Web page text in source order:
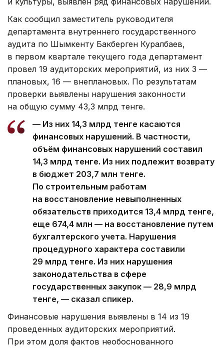
Как сообщил заместитель руководителя
департамента внутреннего государственного
аудита по Шымкенту Бакберген Куралбаев,
в первом квартале текущего года департамент
провел 19 аудиторских мероприятий, из них 3 —
плановых, 16 — внеплановых. По результатам
проверки выявлены нарушения законности
на общую сумму 43,3 млрд тенге.
— Из них 14,3 млрд тенге касаются
финансовых нарушений. В частности,
объём финансовых нарушений составил
14,3 млрд тенге. Из них подлежит возврату
в бюджет 203,7 млн тенге.
По строительным работам
на восстановление невыполненных
обязательств приходится 13,4 млрд тенге,
еще 674,4 млн — на восстановление путем
бухгалтерского учета. Нарушения
процедурного характера составили
29 млрд тенге. Из них нарушения
законодательства в сфере
государственных закупок — 28,9 млрд
тенге, — сказал спикер.
Финансовые нарушения выявлены в 14 из 19
проведенных аудиторских мероприятий.
При этом доля фактов необоснованного